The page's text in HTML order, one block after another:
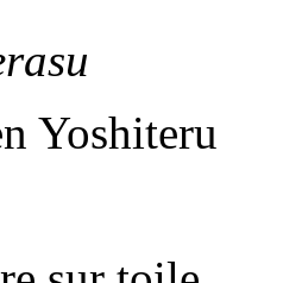
Yoshiteru